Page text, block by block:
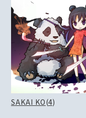
SAKAI KO(4)